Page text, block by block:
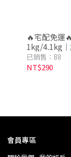
🔥宅配免運
1kg/4.1kg
已銷售：88
NT$290
會員專區